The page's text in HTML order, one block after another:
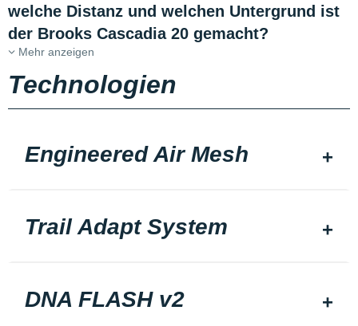
welche Distanz und welchen Untergrund ist
der Brooks Cascadia 20 gemacht?
Mehr anzeigen
Technologien
Engineered Air Mesh
Trail Adapt System
DNA FLASH v2